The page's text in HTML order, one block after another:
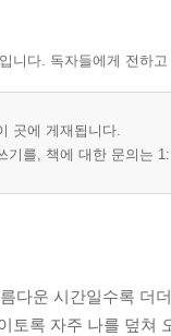
니다. 독자들에게 전하
곳에 게재됩니다.
기를, 책에 대한 문의는
다운 시간일수록 더
토록 자주 나를 덮쳐